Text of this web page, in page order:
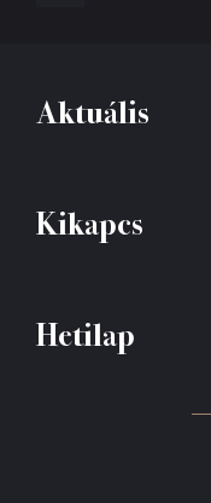
Aktuális
Kikapcs
Hetilap